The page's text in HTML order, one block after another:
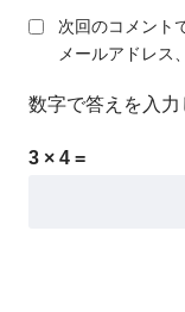
次回のコメント
メールアドレス
数字で答えを入
3 × 4 =